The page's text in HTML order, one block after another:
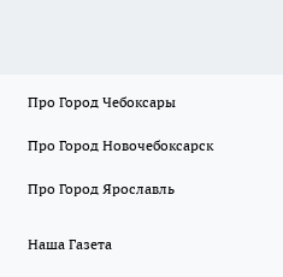
Про Город Чебоксары
Про Город Новочебоксарск
Про Город Ярославль
Наша Газета